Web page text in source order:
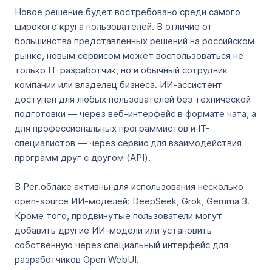
Новое решение будет востребовано среди самого
широкого круга пользователей. В отличие от
большинства представленных решений на российском
рынке, новым сервисом может воспользоваться не
только IT-разработчик, но и обычный сотрудник
компании или владелец бизнеса. ИИ-ассистент
доступен для любых пользователей без технической
подготовки — через веб-интерфейс в формате чата, а
для профессиональных программистов и IT-
специалистов — через сервис для взаимодействия
программ друг с другом (API).
В Рег.облаке активны для использования несколько
open-source ИИ-моделей: DeepSeek, Grok, Gemma 3.
Кроме того, продвинутые пользователи могут
добавить другие ИИ-модели или установить
собственную через специальный интерфейс для
разработчиков Open WebUI.